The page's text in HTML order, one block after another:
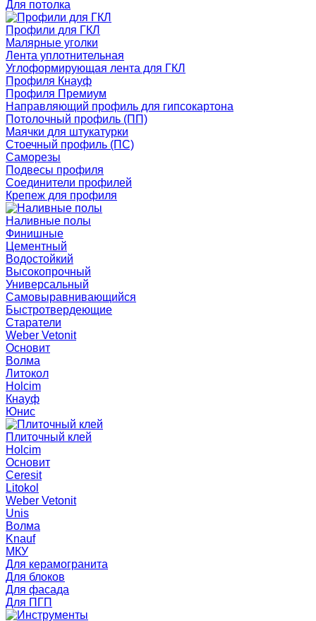
Для потолка
Профили для ГКЛ
Малярные уголки
Лента уплотнительная
Углоформирующая лента для ГКЛ
Профиля Кнауф
Профиля Премиум
Направляющий профиль для гипсокартона
Потолочный профиль (ПП)
Маячки для штукатурки
Стоечный профиль (ПС)
Саморезы
Подвесы профиля
Соединители профилей
Крепеж для профиля
Наливные полы
Финишные
Цементный
Водостойкий
Высокопрочный
Универсальный
Самовыравнивающийся
Быстротвердеющие
Старатели
Weber Vetonit
Основит
Волма
Литокол
Holcim
Кнауф
Юнис
Плиточный клей
Holcim
Основит
Ceresit
Litokol
Weber Vetonit
Unis
Волма
Knauf
МКУ
Для керамогранита
Для блоков
Для фасада
Для ПГП